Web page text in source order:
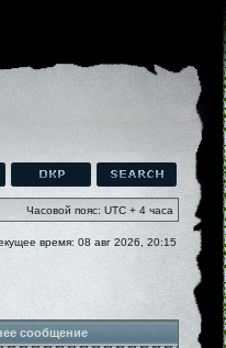
Часовой пояс: UTC + 4 часа
время: 08 авг 2026, 20:15
сообщение